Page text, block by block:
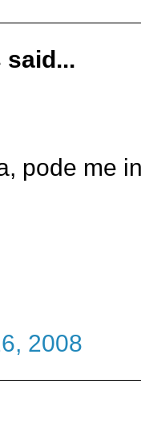
pode me
2008